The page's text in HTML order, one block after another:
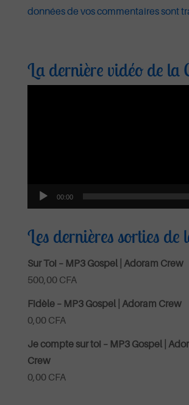
données de vos commentaires sont
La dernière vidéo de la
00:00
Les dernières sorties de
Sur Toi – MP3 Gospel | Adoram Crew
500,00 CFA
Fidèle – MP3 Gospel | Adoram Crew
0,00 CFA
Je compte sur toi – MP3 Gospel |
Crew
0,00 CFA